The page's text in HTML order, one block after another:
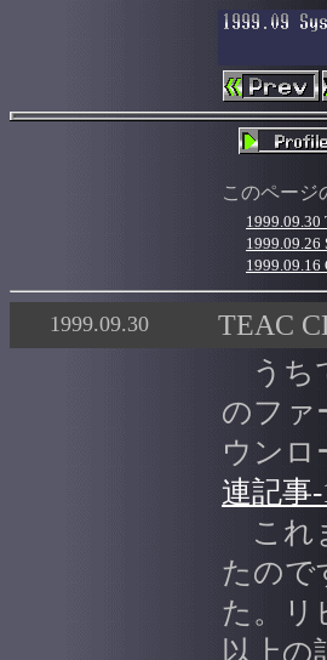
このページ
1999.09.30
1999.09.26
1999.09.30 TEAC
うち
のファ
ウンロ
連記事-
これ
たので
た。リ
以上の